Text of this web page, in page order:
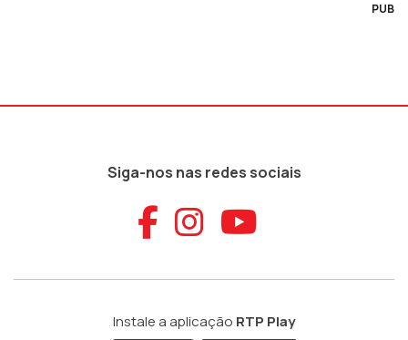
PUB
Siga-nos nas redes sociais
Aceder ao
Aceder ao
Aceder
Instale a aplicação RTP Play